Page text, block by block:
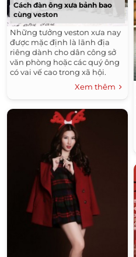
Cách đàn ông xưa bảnh bao
cùng veston
Những tưởng veston xưa nay
được mặc định là lãnh địa
riêng dành cho dân công sở
văn phòng hoặc các quý ông
có vai vế cao trong xã hội.
Hoặc chí ít, vest chỉ được
dùng trong ngày lễ tết, hiếu
hỉ....
Xem thêm